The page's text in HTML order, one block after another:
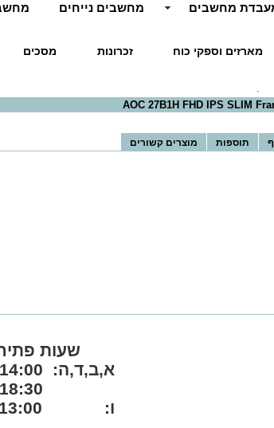
מחשבים מחשבים נייחים
מארזים וספקי כוח זכרונות מסכים
תוספות מוצרים קשורים
שעות
א,ב,ד,ה: 10:00-14:00
ו: 10:00-13:00